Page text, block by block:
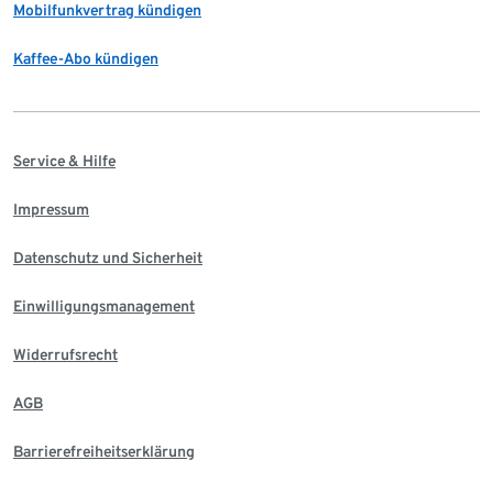
Mobilfunkvertrag kündigen
Kaffee-Abo kündigen
Service & Hilfe
Impressum
Datenschutz und Sicherheit
Einwilligungsmanagement
Widerrufsrecht
AGB
Barrierefreiheitserklärung